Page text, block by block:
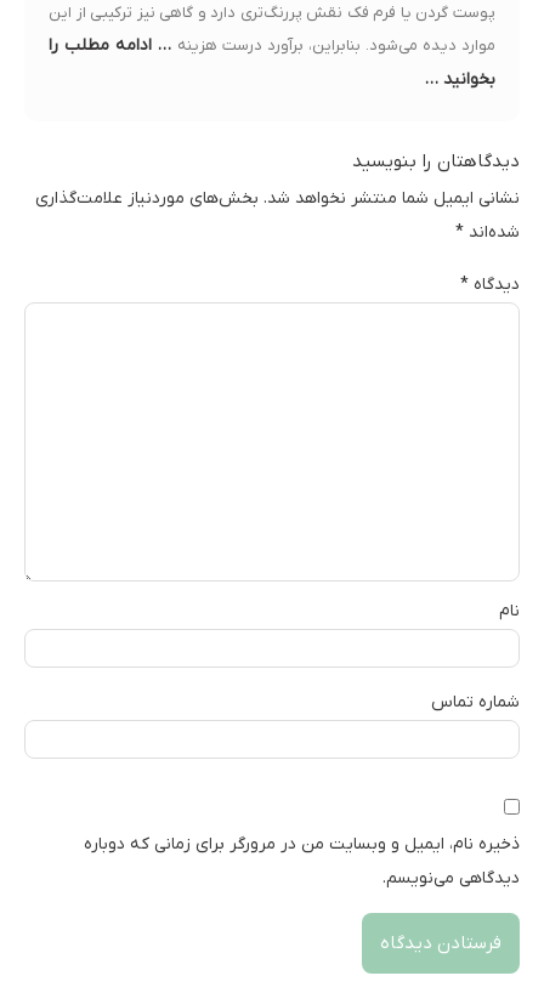
پوست گردن یا فرم فک نقش پررنگ‌تری دارد و گاهی نیز ترکیبی از این
موارد دیده می‌شود. بنابراین، برآورد درست هزینه … ادامه مطلب را
بخوانید …
دیدگاهتان را بنویسید
نشانی ایمیل شما منتشر نخواهد شد. بخش‌های موردنیاز علامت‌گذاری
شده‌اند *
دیدگاه *
نام
شماره تماس
ذخیره نام، ایمیل و وبسایت من در مرورگر برای زمانی که دوباره
دیدگاهی می‌نویسم.